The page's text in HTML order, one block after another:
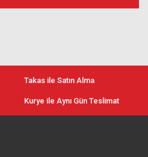
Takas ile Satın Alma
Kurye ile Aynı Gün Teslimat